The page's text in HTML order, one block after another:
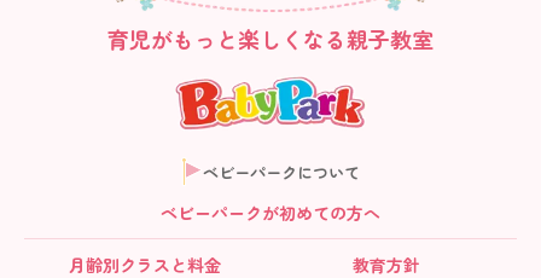
育児がもっと楽しくなる親子教室
ベビーパークについて
ベビーパークが初めての方へ
月齢別クラス と料金 教育方針